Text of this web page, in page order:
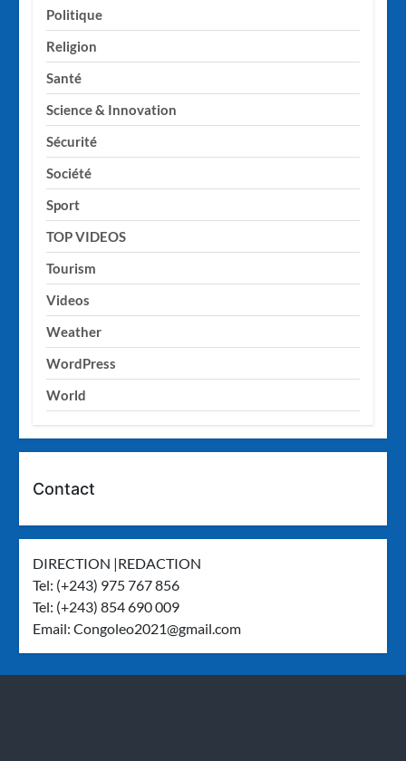
Politique
Religion
Santé
Science & Innovation
Sécurité
Société
Sport
TOP VIDEOS
Tourism
Videos
Weather
WordPress
World
Contact
DIRECTION |REDACTION
Tel: (+243) 975 767 856
Tel: (+243) 854 690 009
Email:Congoleo2021@gmail.com